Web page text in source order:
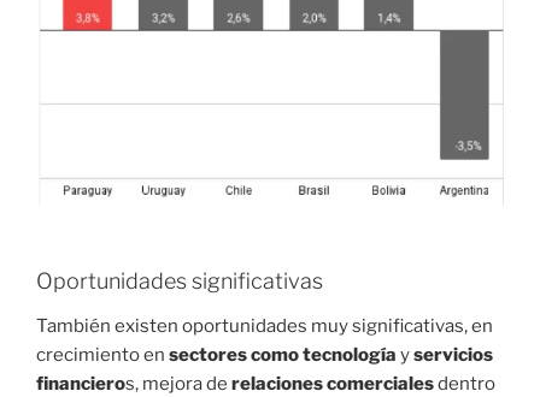
Oportunidades significativas
También existen oportunidades muy significativas, en
crecimiento en sectores como tecnología yservicios
financieros, mejora de relaciones comercialesdentro